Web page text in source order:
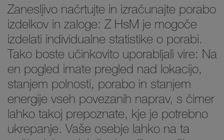
Zanesljivo načrtujte in izračunajte porabo
izdelkov in zaloge: Z HsM je mogoče
izdelati individualne statistike o porabi.
Tako boste učinkovito uporabljali vire: Na
en pogled imate pregled nad lokacijo,
stanjem polnosti, porabo in stanjem
energije vseh povezanih naprav, s čimer
lahko takoj prepoznate, kje je potrebno
ukrepanje. Vaše osebje lahko na ta